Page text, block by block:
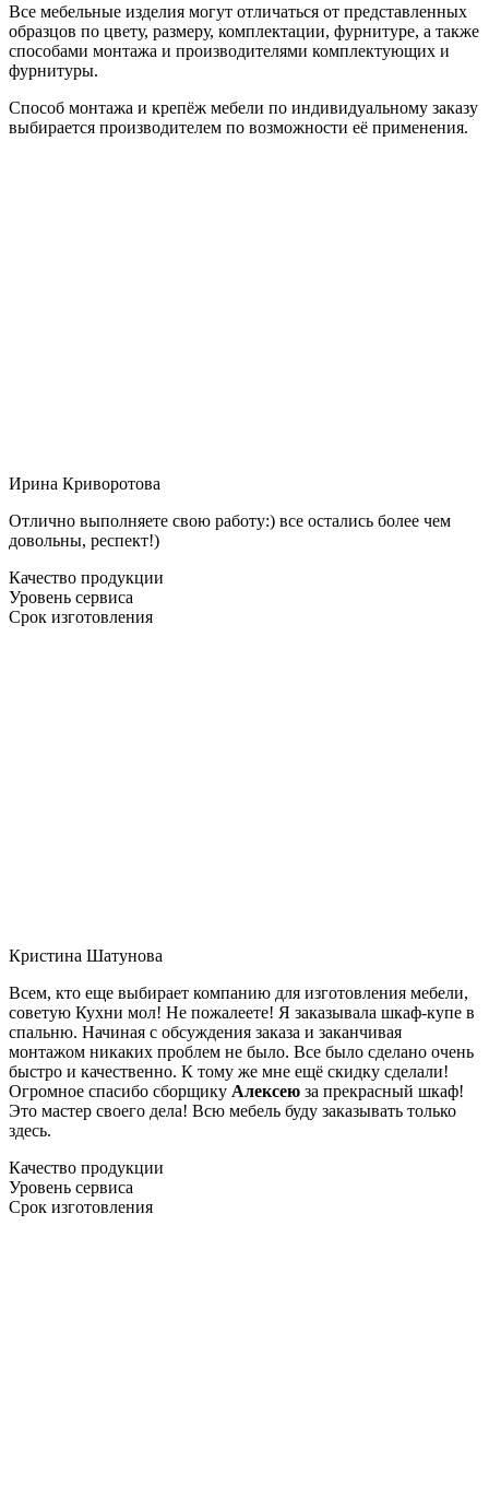
Все мебельные изделия могут отличаться от представленных
образцов по цвету, размеру, комплектации, фурнитуре, а также
способами монтажа и производителями комплектующих и
фурнитуры.
Способ монтажа и крепёж мебели по индивидуальному заказу
выбирается производителем по возможности её применения.
Ирина Криворотова
Отлично выполняете свою работу:) все остались более чем
довольны, респект!)
Качество продукции
Уровень сервиса
Срок изготовления
Кристина Шатунова
Всем, кто еще выбирает компанию для изготовления мебели,
советую Кухни мол! Не пожалеете! Я заказывала шкаф-купе в
спальню. Начиная с обсуждения заказа и заканчивая
монтажом никаких проблем не было. Все было сделано очень
быстро и качественно. К тому же мне ещё скидку сделали!
Огромное спасибо сборщику Алексею за прекрасный шкаф!
Это мастер своего дела! Всю мебель буду заказывать только
здесь.
Качество продукции
Уровень сервиса
Срок изготовления